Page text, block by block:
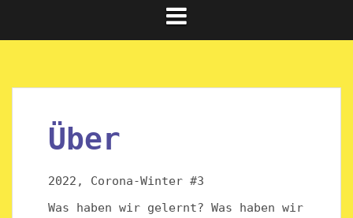
Über
2022, Corona-Winter #3
Was haben wir gelernt? Was haben wir